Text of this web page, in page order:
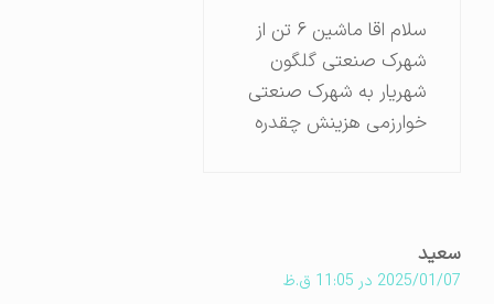
سلام اقا ماشین ۶ تن از
شهرک صنعتی گلگون
شهریار به شهرک صنعتی
خوارزمی هزینش چقدره
سعید
2025/01/07 در 11:05 ق.ظ